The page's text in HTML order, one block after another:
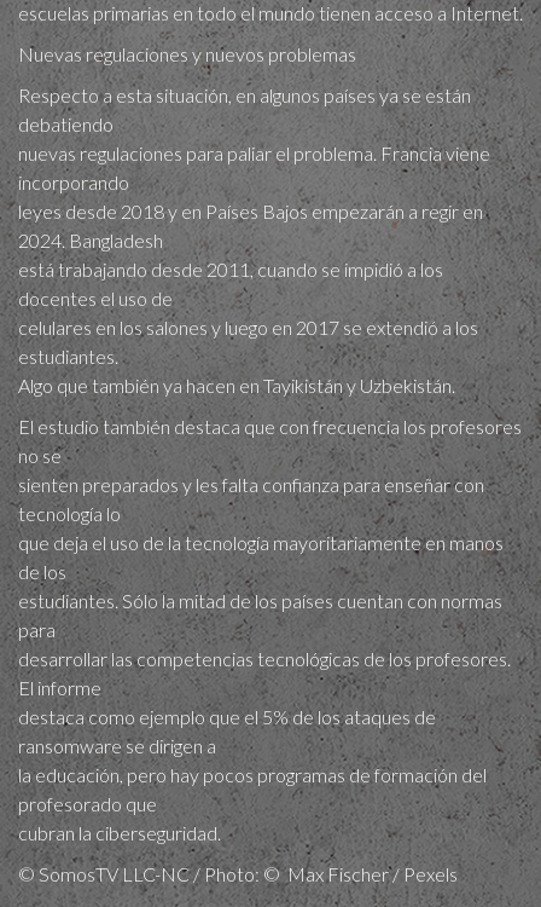
escuelas primarias en todo el mundo tienen acceso a Internet.
Nuevas regulaciones y nuevos problemas
Respecto a esta situación, en algunos países ya se están
debatiendo
nuevas regulaciones para paliar el problema. Francia viene
incorporando
leyes desde 2018 y en Países Bajos empezarán a regir en
2024. Bangladesh
está trabajando desde 2011, cuando se impidió a los
docentes el uso de
celulares en los salones y luego en 2017 se extendió a los
estudiantes.
Algo que también ya hacen en Tayikistán y Uzbekistán.
El estudio también destaca que con frecuencia los profesores
no se
sienten preparados y les falta confianza para enseñar con
tecnología lo
que deja el uso de la tecnología mayoritariamente en manos
de los
estudiantes. Sólo la mitad de los países cuentan con normas
para
desarrollar las competencias tecnológicas de los profesores.
El informe
destaca como ejemplo que el 5% de los ataques de
ransomware se dirigen a
la educación, pero hay pocos programas de formación del
profesorado que
cubran la ciberseguridad.
© SomosTV LLC-NC / Photo: © Max Fischer / Pexels